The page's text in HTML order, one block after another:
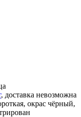
, доставка невозможна
, окрас чёрный,